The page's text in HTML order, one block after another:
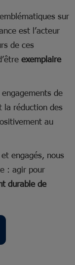
emblématiques sur
est l’acteur
de ces
exemplaire
de
la réduction des
au
engagés, nous
: agir pour
durable de